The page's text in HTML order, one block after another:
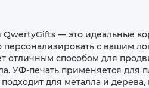
— это идеальные
с вашим
отличным способом для
УФ-печать применяется для
для металла и